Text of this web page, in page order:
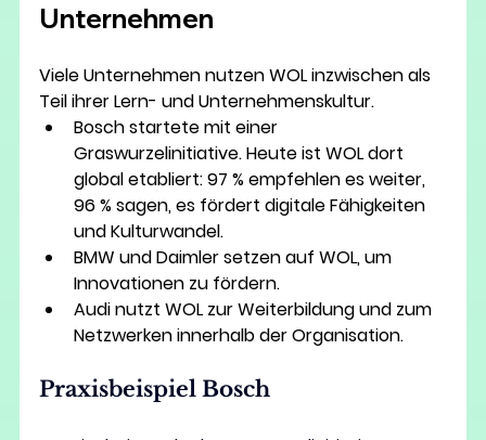
Unternehmen
Viele Unternehmen nutzen WOL inzwischen als
Teil ihrer Lern- und Unternehmenskultur.
Bosch startete mit einer
Graswurzelinitiative. Heute ist WOL dort
global etabliert: 97 % empfehlen es weiter,
96 % sagen, es fördert digitale Fähigkeiten
und Kulturwandel.
BMW und Daimler setzen auf WOL, um
Innovationen zu fördern.
Audi nutzt WOL zur Weiterbildung und zum
Netzwerken innerhalb der Organisation.
Praxisbeispiel Bosch